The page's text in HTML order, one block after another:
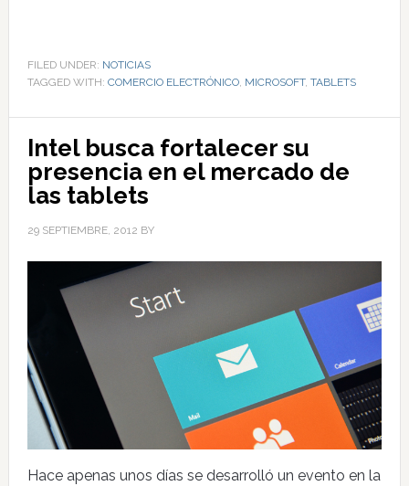
FILED UNDER: NOTICIAS
TAGGED WITH: COMERCIO ELECTRÓNICO, MICROSOFT, TABLETS
Intel busca fortalecer su
presencia en el mercado de
las tablets
29 SEPTIEMBRE, 2012 BY
Hace apenas unos días se desarrolló un evento en la